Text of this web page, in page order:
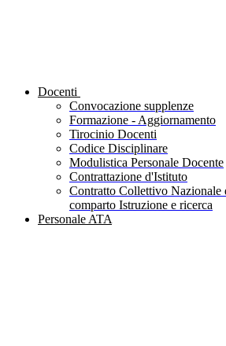
Docenti
Convocazione supplenze
Formazione - Aggiornamento
Tirocinio Docenti
Codice Disciplinare
Modulistica Personale Docente
Contrattazione d'Istituto
Contratto Collettivo Nazionale
comparto Istruzione e ricerca
Personale ATA